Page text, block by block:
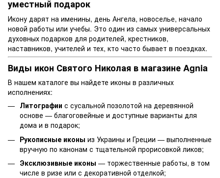
уместный подарок
Икону дарят на именины, день Ангела, новоселье, начало
новой работы или учебы. Это один из самых универсальных
духовных подарков для родителей, крестников,
наставников, учителей и тех, кто часто бывает в поездках.
Виды икон Святого Николая в магазине Agnia
В нашем каталоге вы найдете иконы в различных
исполнениях:
Литографии с сусальной позолотой на деревянной
основе — благоговейные и доступные варианты для
дома и в подарок;
Рукописные иконы из Украины и Греции — выполненные
вручную по канонам с тщательной прорисовкой ликов;
Эксклюзивные иконы — торжественные работы, в том
числе в ризе или с декоративной отделкой;